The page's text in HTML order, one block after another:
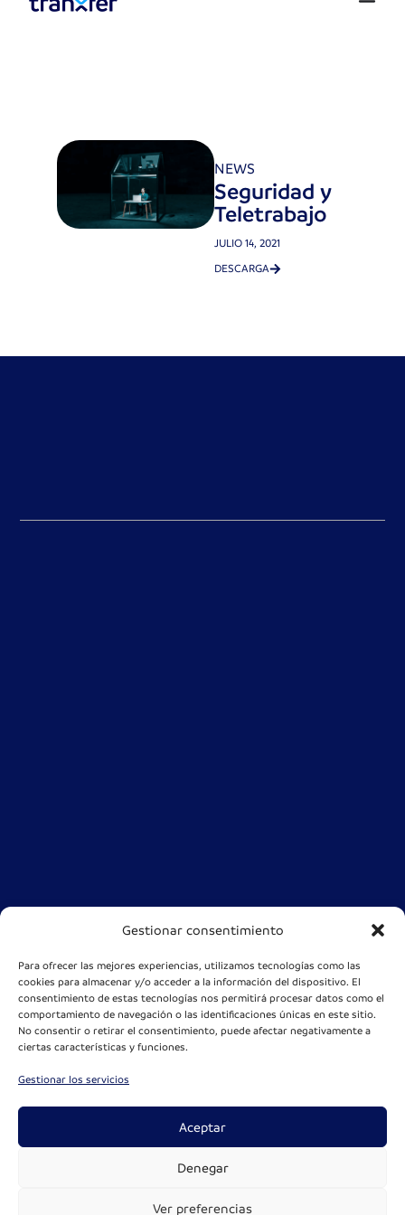
Gestionar consentimiento
Para ofrecer las mejores experiencias, utilizamos tecnologías como las
cookies para almacenar y/o acceder a la información del dispositivo. El
consentimiento de estas tecnologías nos permitirá procesar datos como el
comportamiento de navegación o las identificaciones únicas en este sitio.
No consentir o retirar el consentimiento, puede afectar negativamente a
ciertas características y funciones.
Gestionar los servicios
Aceptar
Denegar
Ver preferencias
NEWS
Seguridad y
Teletrabajo
JULIO 14, 2021
DESCARGA